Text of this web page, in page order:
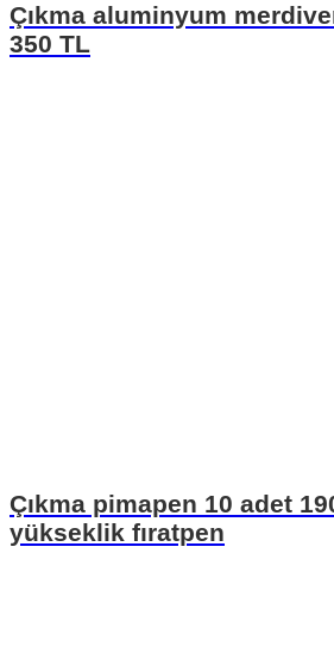
Çıkma aluminyum
350 TL
Çıkma pimapen 10 adet
yükseklik fıratpen